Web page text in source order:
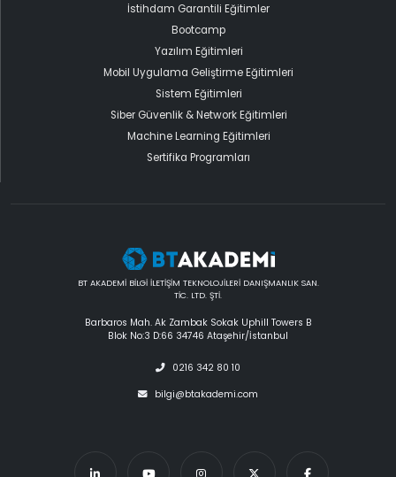
İstihdam Garantili Eğitimler
Bootcamp
Yazılım Eğitimleri
Mobil Uygulama Geliştirme Eğitimleri
Sistem Eğitimleri
Siber Güvenlik & Network Eğitimleri
Machine Learning Eğitimleri
Sertifika Programları
BT AKADEMİ BİLGİ İLETİŞİM TEKNOLOJİLERİ DANIŞMANLIK SAN.
TİC. LTD. ŞTİ.
Barbaros Mah. Ak Zambak Sokak Uphill Towers B
Blok No:3 D:66 34746 Ataşehir/İstanbul
0216 342 80 10
bilgi@btakademi.com